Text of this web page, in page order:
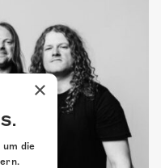
×
um die